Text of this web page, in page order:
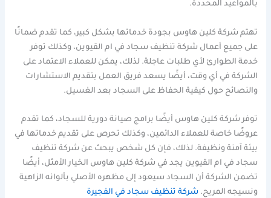
بالمواعيد المحددة.
تهتم شركة كلين هاوس بجودة خدماتها بشكل كبير، كما تقدم ضمانًا
على جميع أعمال شركة تنظيف سجاد في ام القيوين، وكذلك توفر
خدمة الطوارئ لأي طلبات عاجلة. لذلك، يمكن للعملاء الاعتماد على
الشركة في أي وقت، أيضًا يسعد فريق العمل بتقديم الاستشارات
والنصائح حول كيفية الحفاظ على السجاد بعد الغسيل.
توفر شركة كلين هاوس أيضًا برامج صيانة دورية للسجاد، كما تقدم
عروضًا خاصة للعملاء الدائمين، وكذلك تحرص على تقديم خدماتها في
بيئة آمنة ونظيفة. لذلك، فإن كل شخص يبحث عن شركة تنظيف
سجاد في ام القيوين يجد في شركة كلين هاوس الخيار الأمثل، أيضًا
تضمن الشركة أن السجاد سيعود إلى مظهره الأصلي بألوانه الزاهية
ونسيجه المريح.شركة تنظيف سجاد في الفجيرة